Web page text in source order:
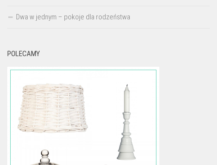
Dwa w jednym – pokoje dla rodzeństwa
POLECAMY